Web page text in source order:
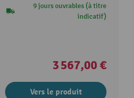
9 jours ouvrables (à titre
indicatif)
3 567,00 €
Vers le produit